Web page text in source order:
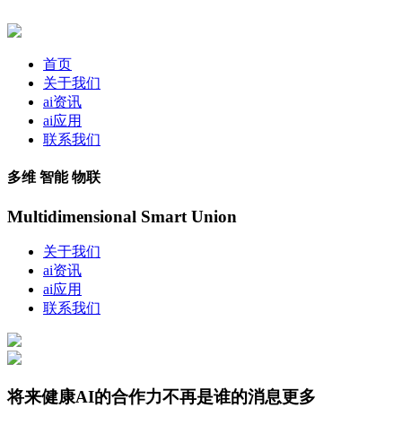
首页
关于我们
ai资讯
ai应用
联系我们
多维 智能 物联
Multidimensional Smart Union
关于我们
ai资讯
ai应用
联系我们
将来健康AI的合作力不再是谁的消息更多